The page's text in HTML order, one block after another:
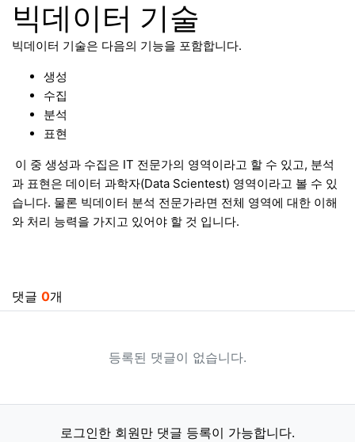
빅데이터 기술
빅데이터 기술은 다음의 기능을 포함합니다.
생성
수집
분석
표현
이 중 생성과 수집은 IT 전문가의 영역이라고 할 수 있고, 분석
과 표현은 데이터 과학자(Data Scientest) 영역이라고 볼 수 있
습니다. 물론 빅데이터 분석 전문가라면 전체 영역에 대한 이해
와 처리 능력을 가지고 있어야 할 것 입니다.
댓글 0개
등록된 댓글이 없습니다.
로그인한 회원만 댓글 등록이 가능합니다.